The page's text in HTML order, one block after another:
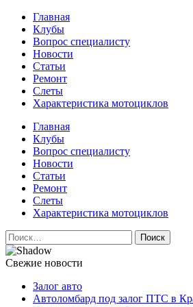
Перейти
содержимому
Главная
Клубы
Вопрос специалисту
Новости
Статьи
Ремонт
Слеты
Характеристика мотоциклов
Авто и мото сайт
Главная
Клубы
Вопрос специалисту
Новости
Статьи
Ремонт
Слеты
Характеристика мотоциклов
Найти:
Свежие новости
Залог авто
Автоломбард под залог ПТС в